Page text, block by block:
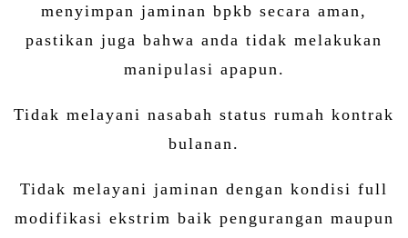
menyimpan jaminan bpkb secara aman,
pastikan juga bahwa anda tidak melakukan
manipulasi apapun.
Tidak melayani nasabah status rumah kontrak
bulanan.
Tidak melayani jaminan dengan kondisi full
modifikasi ekstrim baik pengurangan maupun